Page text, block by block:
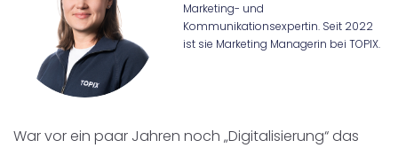
Marketing- und
Kommunikationsexpertin. Seit 2022
ist sie Marketing Managerin bei TOPIX.
War vor ein paar Jahren noch „Digitalisierung“ das